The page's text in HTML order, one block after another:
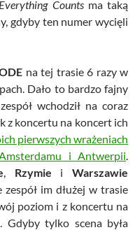
Everything Countsma taką
gdyby ten numer wycięli
na tej trasie 6 razy w
Dało to bardzo fajny
wchodził na coraz
z koncertu na koncert ich
pierwszych wrażeniach
i Antwerpii
Rzymie iWarszawie
im dłużej w trasie
poziom i z koncertu na
Gdyby tylko scena była